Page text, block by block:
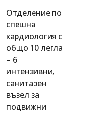
Отделение по
спешна
кардиология с
общо 10 легла
– 6
интензивни,
санитарен
възел за
подвижни